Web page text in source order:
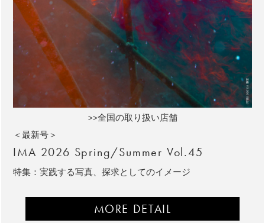
>>全国の取り扱い店舗
＜最新号＞
IMA 2026 Spring/Summer Vol.45
特集：実践する写真、探求としてのイメージ
MORE DETAIL